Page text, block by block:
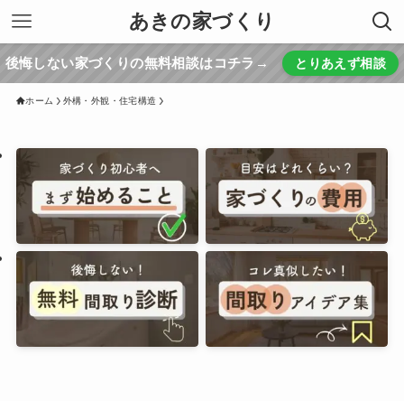
あきの家づくり
後悔しない家づくりの無料相談はコチラ→ とりあえず相談
ホーム 外構・外観・住宅構造